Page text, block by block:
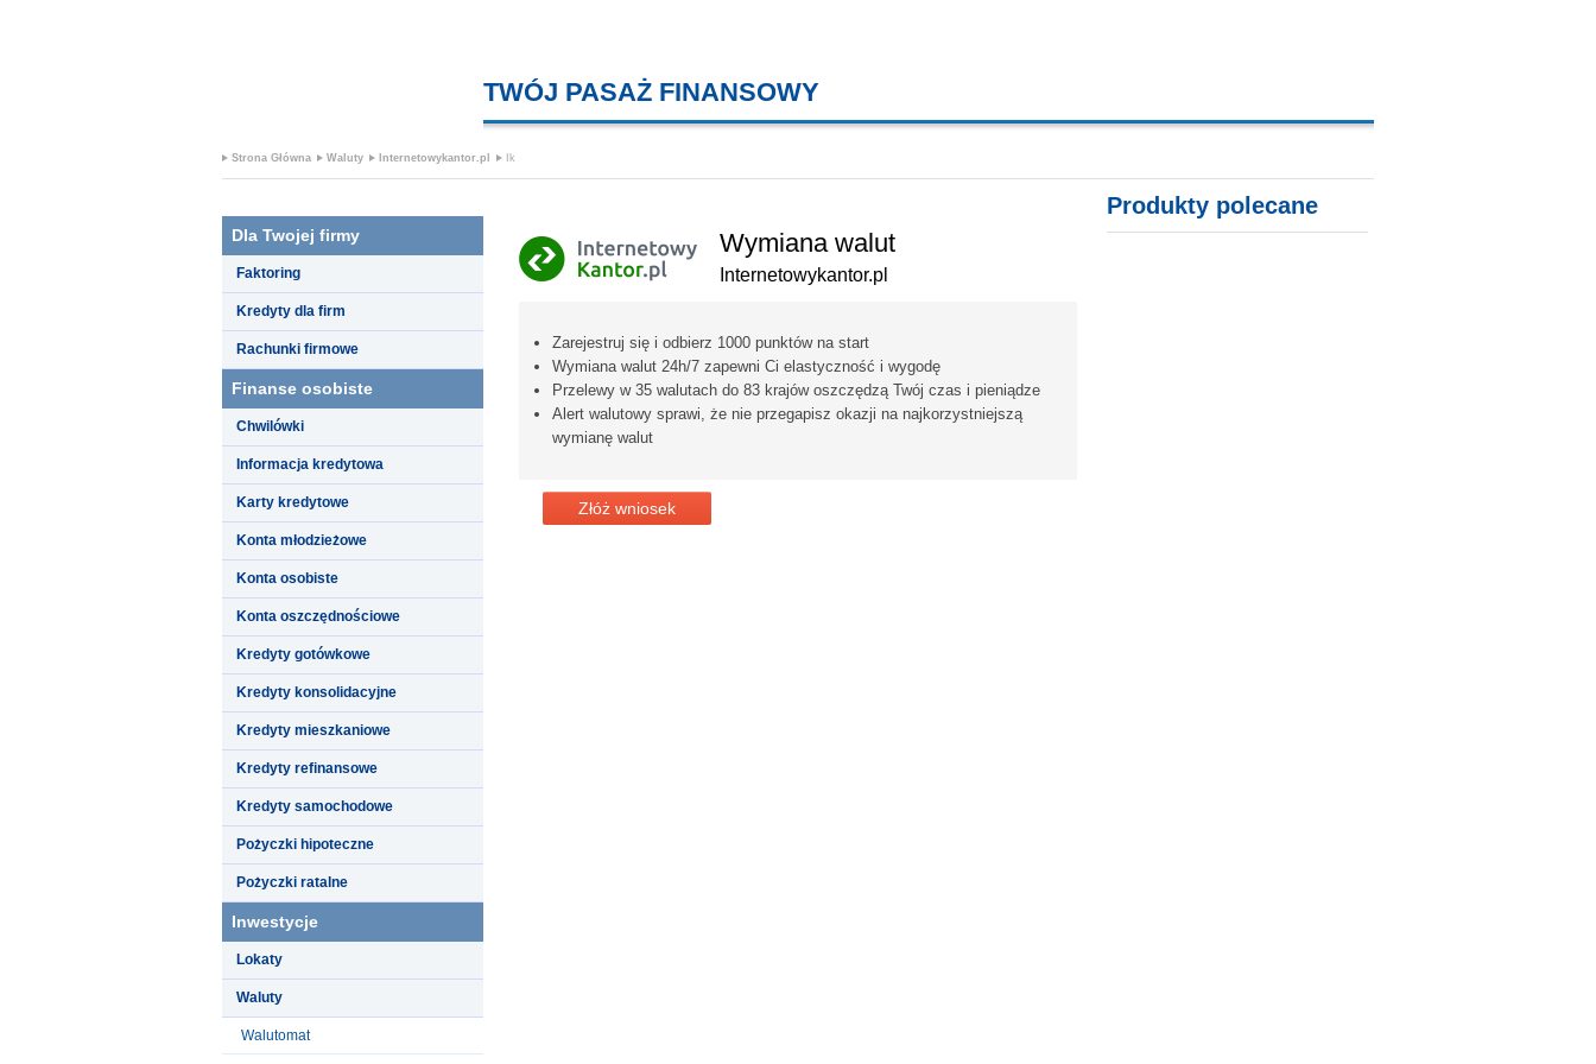
TWÓJ PASAŻ FINANSOWY
Strona Główna Waluty Internetowykantor.pl Ik
Dla Twojej firmy
Faktoring
Kredyty dla firm
Rachunki firmowe
Finanse osobiste
Chwilówki
Informacja kredytowa
Karty kredytowe
Konta młodzieżowe
Konta osobiste
Konta oszczędnościowe
Kredyty gotówkowe
Kredyty konsolidacyjne
Kredyty mieszkaniowe
Kredyty refinansowe
Kredyty samochodowe
Pożyczki hipoteczne
Pożyczki ratalne
Inwestycje
Lokaty
Waluty
Walutomat
Wymiana walut
Internetowykantor.pl
Zarejestruj się i odbierz 1000 punktów na start
Wymiana walut 24h/7 zapewni Ci elastyczność i wygodę
Przelewy w 35 walutach do 83 krajów oszczędzą Twój czas i pieniądze
Alert walutowy sprawi, że nie przegapisz okazji na najkorzystniejszą
wymianę walut
Złóż wniosek
Produkty polecane